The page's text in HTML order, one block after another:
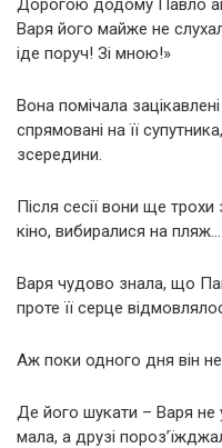
Дорогою додому Павло
Варя його майже не
іде поруч! Зі мною!»
Вона помічала
спрямовані на її
зсередини.
Після сесії вони ще
кіно, вибиралися на пляж…
Варя чудово знала, що
проте її серце
Аж поки одного дня він
Де його шукати – Варя не
мала, а друзі